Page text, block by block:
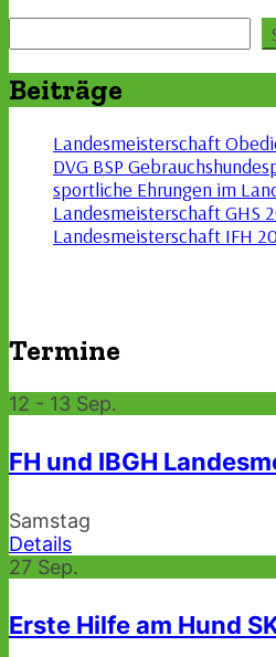
Beiträge
Landesmeisterschaft
DVG BSP
sportliche Ehrungen im
Landesmeisterschaft GHS
Landesmeisterschaft IFH
Termine
12 - 13 Sep.
FH und IBGH
Samstag
Details
27 Sep.
Erste Hilfe am Hund